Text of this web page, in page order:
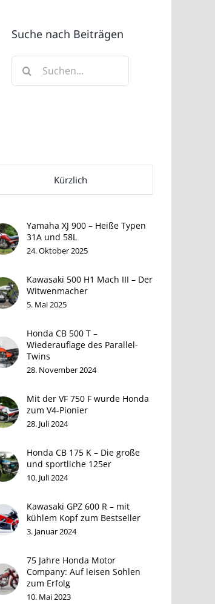
Suche nach Beiträgen
nach:
Kürzlich
Yamaha XJ 900 – Heiße Typen
31A und 58L
24. Oktober 2025
Kawasaki 500 H1 Mach III – Der
Witwenmacher
5. Mai 2025
Honda CB 500 T –
Wiederauflage des Parallel-
Twins
28. November 2024
Mit der VF 750 F wurde Honda
zum V4-Pionier
28. Juli 2024
Honda CB 175 K – Die große
und sportliche 125er
10. Juli 2024
Kawasaki GPZ 600 R – mit
kühlem Kopf zum Bestseller
3. Januar 2024
75 Jahre Honda Motor
Company: Auf leisen Sohlen
zum Erfolg
10. Mai 2023